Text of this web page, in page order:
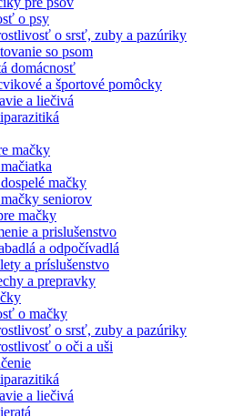
o psy
o srsť, zuby a pazúriky
so psom
domácnosť
a športové pomôcky
a liečivá
mačky
mačky
seniorov
mačky
a prislušenstvo
a odpočívadlá
а príslušenstvo
a prepravky
o mačky
o srsť, zuby a pazúriky
o oči a uši
a liečivá